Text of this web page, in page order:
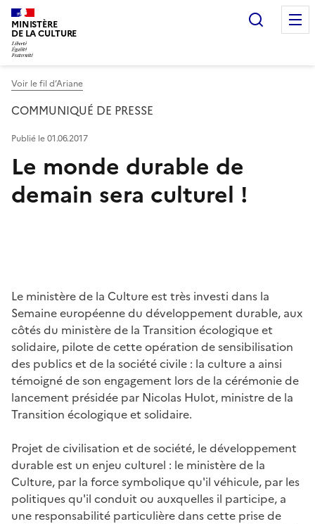
MINISTÈRE
DE LA CULTURE
Voir le fil d’Ariane
COMMUNIQUÉ DE PRESSE
Le monde durable de
demain sera culturel !
Publié le 01.06.2017
Le ministère de la Culture est très investi dans la
Semaine européenne du développement durable, aux
côtés du ministère de la Transition écologique et
solidaire, pilote de cette opération de sensibilisation
des publics et de la société civile : la culture a ainsi
témoigné de son engagement lors de la cérémonie de
lancement présidée par Nicolas Hulot, ministre de la
Transition écologique et solidaire.
Projet de civilisation et de société, le développement
durable est un enjeu culturel : le ministère de la
Culture, par la force symbolique qu'il véhicule, par les
politiques qu'il conduit ou auxquelles il participe, a
une responsabilité particulière dans cette prise de